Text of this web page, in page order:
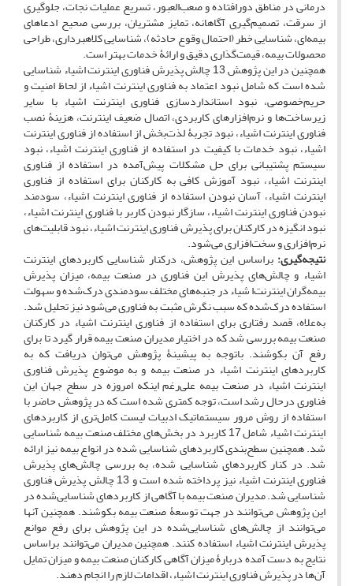
درمانی در مناطق دورافتاده و صعب‌العبور، تسریع عملیات نجات، جلوگیری
از سرقت، تصمیم‌گیری آگاهانه، تمایز مشتریان، بررسی صحیح ادعاهای
بیمه‌ای، شناسایی خطر (احتمال وقوع حادثه)، شناسایی کلاهبرداری، طراحی
محصولات بیمه، قیمت‌گذاری دقیق و ارائۀ خدمات بهتر است.
همچنین در این پژوهش 13 چالش پذیرش فناوری اینترنت ‌اشیاء شناسایی
شده ‌است که شامل نبود اعتماد به فناوری اینترنت ‌اشیاء از لحاظ امنیت و
حریم‌خصوصی، نبود استانداردسازی فناوری اینترنت ‌اشیاء با سایر
زیرساخت‌ها و نرم‌افزارهای کاربردی، اتصال ضعیف اینترنت، هزینۀ نصب
فناوری اینترنت ‌اشیاء، نبود تجربۀ لذت‌بخش از استفاده از فناوری اینترنت
‌اشیاء، نبود خدمات با کیفیت در استفاده از فناوری اینترنت ‌اشیاء، نبود
سیستم پشتیبانی برای حل مشکلات پیش‌آمده در استفاده از فناوری
اینترنت ‌اشیاء، نبود آموزش کافی به کارکنان برای استفاده از فناوری
اینترنت ‌اشیاء، آسان نبودن استفاده از فناوری اینترنت ‌اشیاء، سودمند
نبودن فناوری اینترنت‌ اشیاء، سازگار نبودن کاربر با فناوری اینترنت ‌اشیاء،
نبود انگیزه در کارکنان برای پذیرش فناوری اینترنت ‌اشیاء، نبود قابلیت‌های
نرم‌افزاری و سخت‌افزاری می‌شود.
نتیجه‌گیری: براساس این پژوهش، درکنار شناسایی کاربردهای اینترنت
‌اشیاء و چالش‌های پذیرش این فناوری در صنعت بیمه، میزان پذیرش
بیمه‌گران اینترنت‌ا شیاء در جنبه‌های مختلف سودمندی درک‌شده و سهولت
استفاده درک‌شده که سبب نگرش مثبت به فناوری می‌شود نیز تحلیل شد.
به‌‌علاه، قصد رفتاری برای استفاده از فناوری اینترنت ‌اشیاء در کارکنان
صنعت بیمه بررسی شد که در اختیار مدیران صنعت بیمه قرار گیرد تا برای
رفع آن بکوشند. باتوجه به پیشینۀ پژوهش می‌‌توان دریافت که به
کاربردهای اینترنت‌ اشیاء در صنعت بیمه و به موضوع پذیرش فناوری
اینترنت ‌اشیاء در صنعت بیمه علی‌رغم اینکه امروزه در سطح جهان این
فناوری درحال رشد است، توجه کمتری شده است که در پژوهش حاضر با
استفاده از روش مرور سیستماتیک ادبیات لیست کامل‌تری از کاربردهای
اینترنت ‌اشیاء شامل 17 کاربرد در بخش‌های مختلف صنعت بیمه شناسایی
شد. همچنین سطح‌بندی کاربردهای شناسایی شده در انواع بیمه نیز ارائه
شد. در کنار کاربردهای شناسایی شده، به بررسی چالش‌های پذیرش
فناوری اینترنت ‌اشیاء نیز پرداخته شده ‌است و 13 چالش پذیرش فناوری
شناسایی شد. مدیران صنعت بیمه با آگاهی از کاربردهای شناسایی‌شده در
این پژوهش می‌توانند در جهت توسعۀ صنعت بیمه بکوشند. همچنین آنها
می‌‌توانند از چالش‌های شناسایی‌شده در این پژوهش برای رفع موانع
پذیرش اینترنت ‌اشیاء استفاده کنند. همچنین مدیران می‌توانند براساس
نتایج به دست آمده دربارۀ میزان آگاهی کارکنان صنعت بیمه و میزان تمایل
آن‌ها در پذیرش فناوری اینترنت ‌اشیاء، اقدامات لازم را انجام دهند.